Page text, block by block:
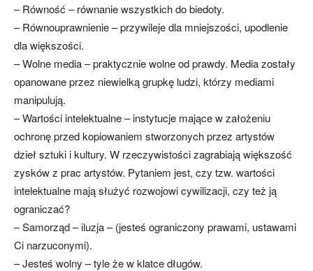
– Równość – równanie wszystkich do biedoty.
– Równouprawnienie – przywileje dla mniejszości, upodlenie
dla większości.
– Wolne media – praktycznie wolne od prawdy. Media zostały
opanowane przez niewielką grupkę ludzi, którzy mediami
manipulują.
– Wartości intelektualne – instytucje mające w założeniu
ochronę przed kopiowaniem stworzonych przez artystów
dzieł sztuki i kultury. W rzeczywistości zagrabiają większość
zysków z prac artystów. Pytaniem jest, czy tzw. wartości
intelektualne mają służyć rozwojowi cywilizacji, czy też ją
ograniczać?
– Samorząd – iluzja – (jesteś ograniczony prawami, ustawami
Ci narzuconymi).
– Jesteś wolny – tyle że w klatce długów.